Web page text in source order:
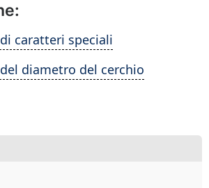
caratteri speciali
diametro del cerchio